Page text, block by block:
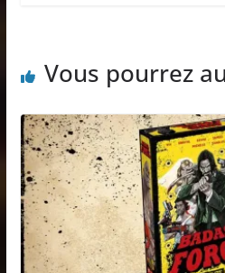
Vous pourrez